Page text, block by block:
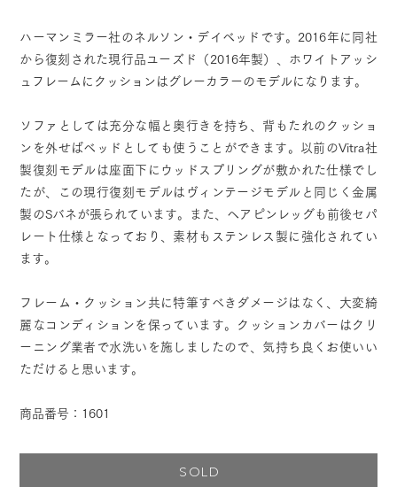
ハーマンミラー社のネルソン・デイベッドです。2016年に同社
から復刻された現行品ユーズド（2016年製）、ホワイトアッシ
ュフレームにクッションはグレーカラーのモデルになります。
ソファとしては充分な幅と奥行きを持ち、背もたれのクッショ
ンを外せばベッドとしても使うことができます。以前のVitra社
製復刻モデルは座面下にウッドスプリングが敷かれた仕様でし
たが、この現行復刻モデルはヴィンテージモデルと同じく金属
製のSバネが張られています。また、ヘアピンレッグも前後セパ
レート仕様となっており、素材もステンレス製に強化されてい
ます。
フレーム・クッション共に特筆すべきダメージはなく、大変綺
麗なコンディションを保っています。クッションカバーはクリ
ーニング業者で水洗いを施しましたので、気持ち良くお使いい
ただけると思います。
商品番号：1601
SOLD